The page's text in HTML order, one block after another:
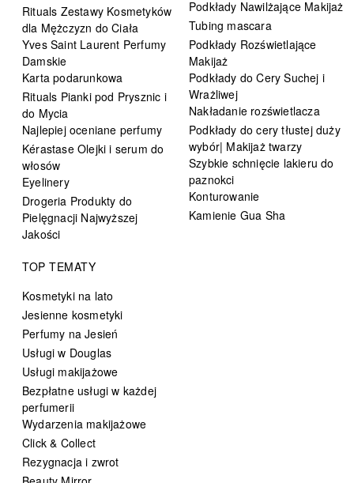
Rituals Zestawy Kosmetyków
dla Mężczyzn do Ciała
Yves Saint Laurent Perfumy
Damskie
Karta podarunkowa
Rituals Pianki pod Prysznic i
do Mycia
Najlepiej oceniane perfumy
Kérastase Olejki i serum do
włosów
Eyelinery
Drogeria Produkty do
Pielęgnacji Najwyższej
Jakości
Podkłady Nawilżające Makijaż
Tubing mascara
Podkłady Rozświetlające
Makijaż
Podkłady do Cery Suchej i
Wrażliwej
Nakładanie rozświetlacza
Podkłady do cery tłustej duży
wybór| Makijaż twarzy
Szybkie schnięcie lakieru do
paznokci
Konturowanie
Kamienie Gua Sha
TOP TEMATY
Kosmetyki na lato
Jesienne kosmetyki
Perfumy na Jesień
Usługi w Douglas
Usługi makijażowe
Bezpłatne usługi w każdej
perfumerii
Wydarzenia makijażowe
Click & Collect
Rezygnacja i zwrot